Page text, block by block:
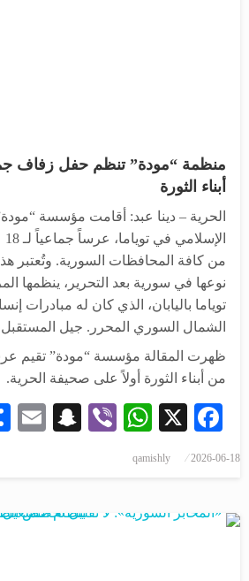
أبناء الثورة
الحرية – دينا عبد: أقامت مؤسسة
من كافة المحافظات السورية. وتُعتبر
نوعها في سورية بعد التحرير، ينظمها
توياما باليابان، الذي كان له مبادرات
الشمال السوري المحرر. جيل
من أبناء الثورة أولاً على صحيفة الحرية.
Facebook
X
WhatsApp
Viber
2026-06-18
qamishly